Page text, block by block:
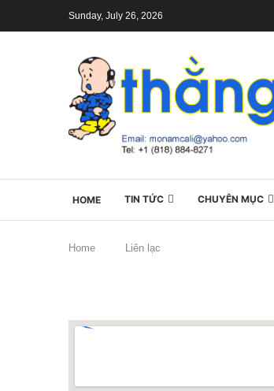
Sunday, July 26, 2026
HOME TIN TỨC CHUYÊN MỤC
Home Liên lạc